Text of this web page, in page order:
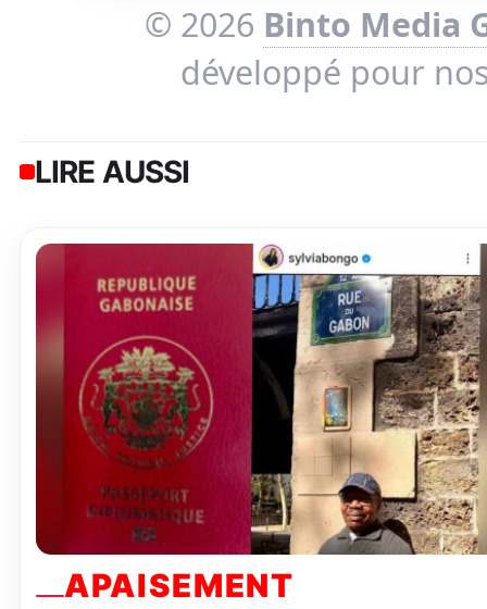
© 2026 Binto Media
développé pour
LIRE AUSSI
APAISEMENT